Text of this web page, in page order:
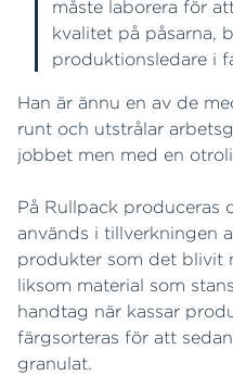
måste laborera för
kvalitet på påsarna,
produktionsledare i
Han är ännu en av de
runt och utstrålar
jobbet men med en
På Rullpack produceras
används i tillverkningen
produkter som det blivit
liksom material som
handtag när kassar
färgsorteras för att
granulat.